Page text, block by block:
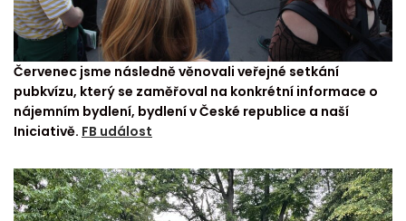
Červenec jsme následně věnovali veřejné setkání
pubkvízu, který se zaměřoval na konkrétní informace o
nájemním bydlení, bydlení v České republice a naší
Iniciativě. FB událost